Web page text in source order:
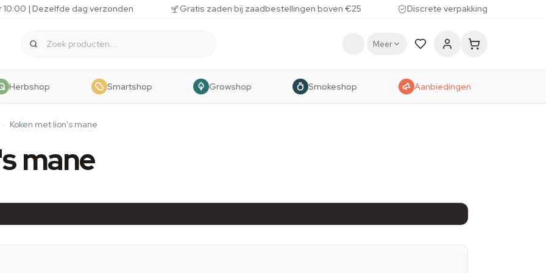
10:00 | Dezelfde dag verzonden Gratis zaden bij zaadbestellingen boven €25 Discrete verpakking
Meer
Herbshop Smartshop Growshop Smokeshop Aanbiedingen
· Koken met lion's mane
mane